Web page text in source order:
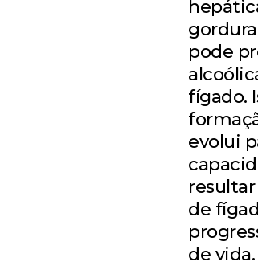
pode
fígado.
evolui
de
de vida.